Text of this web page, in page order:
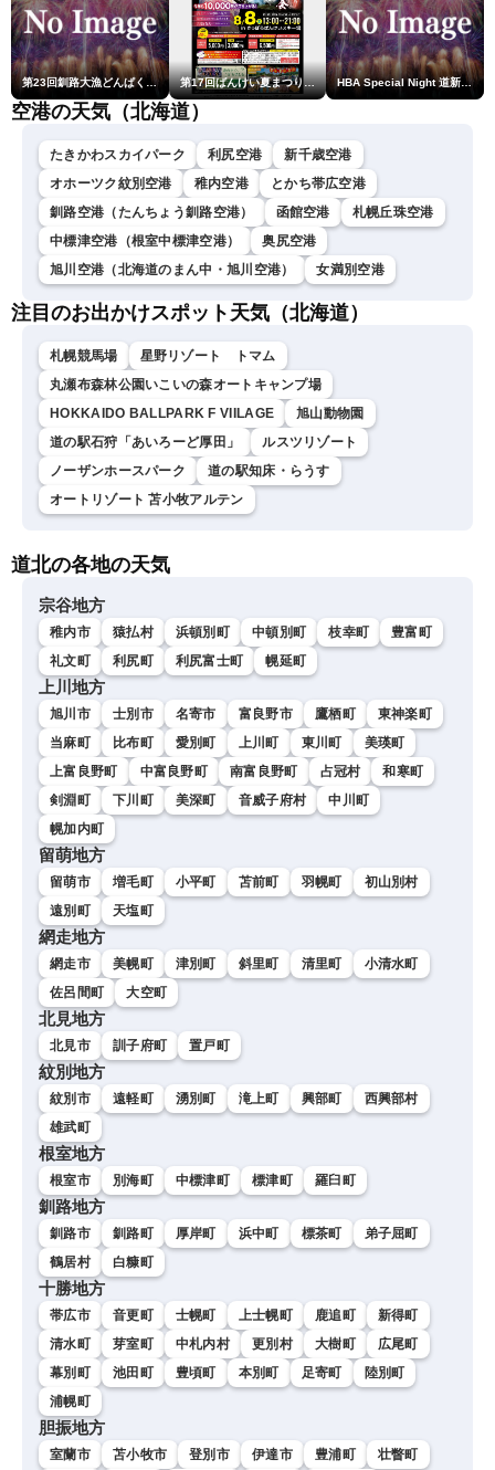
第23回釧路大漁どんぱく花火大会 ～道新・光と音のファンタジー～ 第17回ばんけい夏まつり大花火大会 HBA Special Night 道新・秋華火（はなび）
空港の天気（北海道）
たきかわスカイパーク 利尻空港
新千歳空港
オホーツク紋別空港
稚内空港
とかち帯広空港
釧路空港（たんちょう釧路空港）
函館空港
札幌丘珠空港
中標津空港（根室中標津空港）
奥尻空港
旭川空港（北海道のまん中・旭川空港）
女満別空港
注目のお出かけスポット天気（北海道）
札幌競馬場
星野リゾート トマム
丸瀬布森林公園いこいの森オートキャンプ場
HOKKAIDO BALLPARK F VIILAGE
旭山動物園
道の駅石狩「あいろーど厚田」
ルスツリゾート
ノーザンホースパーク
道の駅知床・らうす
オートリゾート 苫小牧アルテン
道北の各地の天気
宗谷地方
稚内市 猿払村 浜頓別町 中頓別町 枝幸町
豊富町
礼文町
利尻町 利尻富士町 幌延町
上川地方
旭川市 士別市 名寄市 富良野市 鷹栖町
東神楽町
当麻町
比布町 愛別町 上川町 東川町
美瑛町
上富良野町
中富良野町 南富良野町 占冠村
和寒町
剣淵町
下川町 美深町 音威子府村
中川町
幌加内町
留萌地方
留萌市 増毛町 小平町 苫前町 羽幌町
初山別村
遠別町
天塩町
網走地方
網走市 美幌町 津別町 斜里町 清里町
小清水町
佐呂間町
大空町
北見地方
北見市 訓子府町 置戸町
紋別地方
紋別市 遠軽町 湧別町 滝上町 興部町
西興部村
雄武町
根室地方
根室市 別海町 中標津町 標津町 羅臼町
釧路地方
釧路市 釧路町 厚岸町 浜中町 標茶町
弟子屈町
鶴居村
白糠町
十勝地方
帯広市 音更町 士幌町 上士幌町 鹿追町
新得町
清水町
芽室町 中札内村 更別村 大樹町
広尾町
幕別町
池田町 豊頃町 本別町 足寄町
陸別町
浦幌町
胆振地方
室蘭市 苫小牧市 登別市 伊達市 豊浦町 壮瞥町